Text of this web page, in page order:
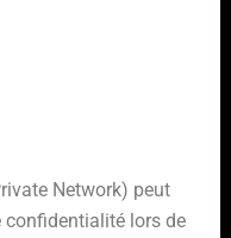
Network) peut
confidentialité lors de